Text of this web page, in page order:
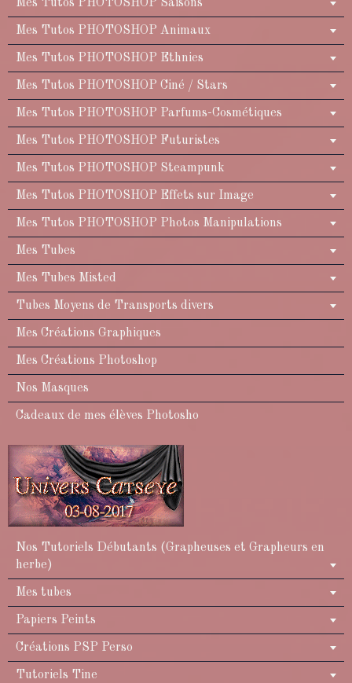
Mes Tutos PHOTOSHOP Saisons
Mes Tutos PHOTOSHOP Animaux
Mes Tutos PHOTOSHOP Ethnies
Mes Tutos PHOTOSHOP Ciné / Stars
Mes Tutos PHOTOSHOP Parfums-Cosmétiques
Mes Tutos PHOTOSHOP Futuristes
Mes Tutos PHOTOSHOP Steampunk
Mes Tutos PHOTOSHOP Effets sur Image
Mes Tutos PHOTOSHOP Photos Manipulations
Mes Tubes
Mes Tubes Misted
Tubes Moyens de Transports divers
Mes Créations Graphiques
Mes Créations Photoshop
Nos Masques
Cadeaux de mes élèves Photosho
Nos Tutoriels Débutants (Grapheuses et Grapheurs en
herbe)
Mes tubes
Papiers Peints
Créations PSP Perso
Tutoriels Tine